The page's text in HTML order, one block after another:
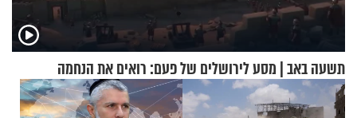
תשעה באב | מסע לירושלים של פעם: רואים את הנחמה